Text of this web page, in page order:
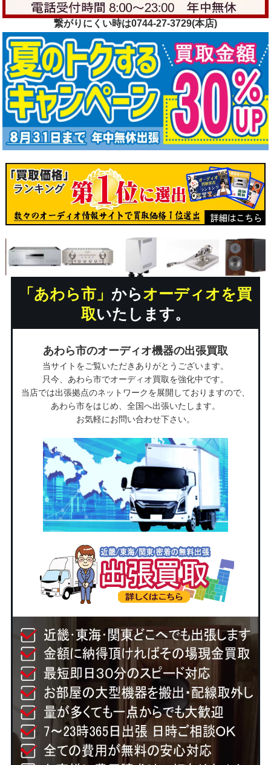
繋がりにくい時は0744-27-3729(本店)
「あわら市」からオーディオを買
取いたします。
あわら市のオーディオ機器の出張買取
当サイトをご覧いただきありがとうございます。
只今、あわら市でオーディオ買取を強化中です。
当店では出張拠点のネットワークを展開しておりますので、
あわら市をはじめ、全国へ出張いたします。
お気軽にお問い合わせ下さい。